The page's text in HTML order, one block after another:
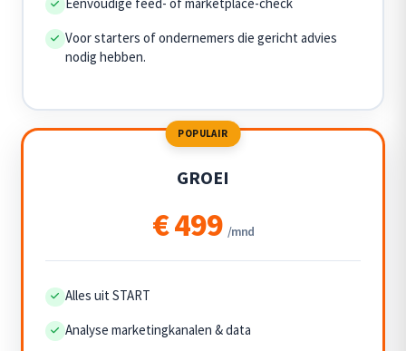
Voor starters of ondernemers die gericht advies
nodig hebben.
POPULAIR
GROEI
€ 499 /mnd
Alles uit START
Analyse marketingkanalen & data